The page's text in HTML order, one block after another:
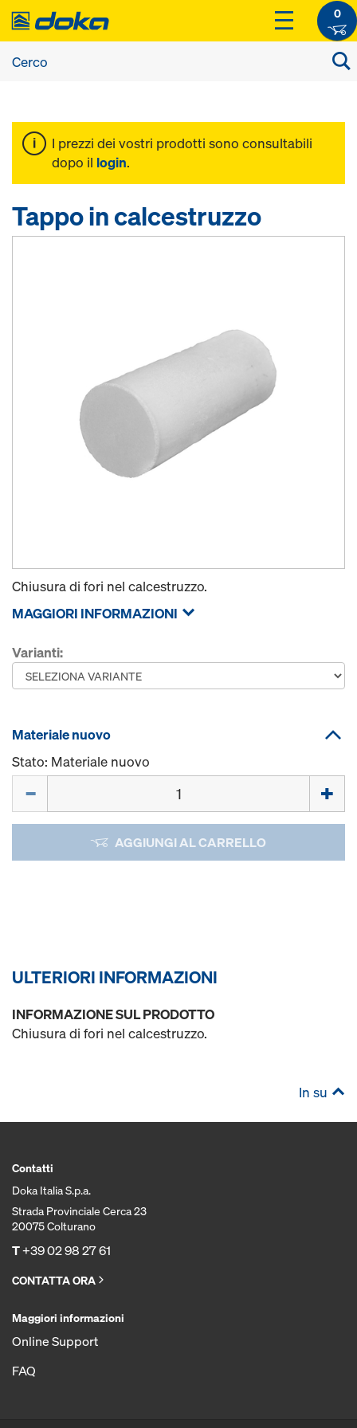
0
I prezzi dei vostri prodotti sono consultabili
dopo il login.
Tappo in calcestruzzo
Chiusura di fori nel calcestruzzo.
MAGGIORI INFORMAZIONI
Varianti:
Materiale nuovo
Stato: Materiale nuovo
AGGIUNGI AL CARRELLO
ULTERIORI INFORMAZIONI
INFORMAZIONE SUL PRODOTTO
Chiusura di fori nel calcestruzzo.
In su
Contatti
Doka Italia S.p.a.
Strada Provinciale Cerca 23
20075 Colturano
T+39 02 98 27 61
CONTATTA ORA
Maggiori informazioni
Online Support
FAQ